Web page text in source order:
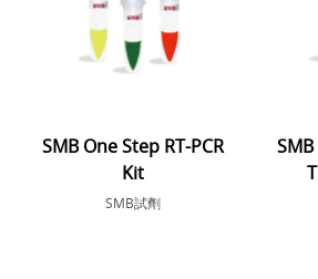
SMB One Step RT-PCR
Kit
SMB試劑